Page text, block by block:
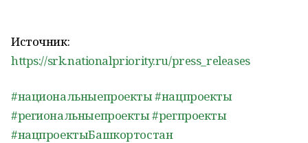
Источник:
https://srk.nationalpriority.ru/press_releases
#национальныепроекты#нацпроекты
#региональныепроекты#регпроекты
#нацпроектыБашкортостан